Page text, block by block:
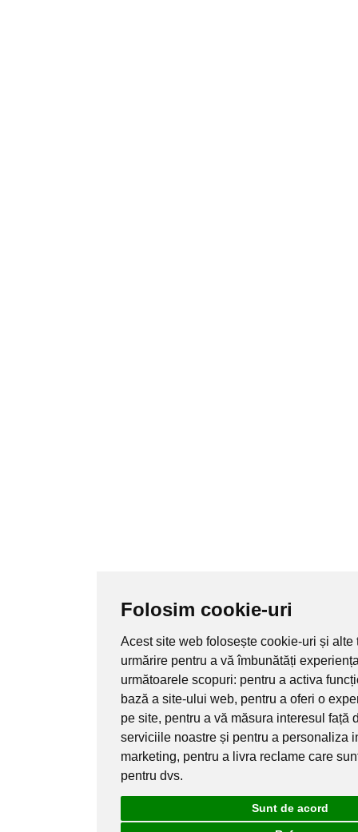
Folosim cookie-uri
Acest site web folosește cookie-uri și alte
urmărire pentru a vă îmbunătăți
următoarele scopuri: pentru a activa
bază a site-ului web, pentru a oferi o
pe site, pentru a vă măsura interesul față
serviciile noastre și pentru a personaliza
marketing, pentru a livra reclame care
pentru dvs.
Sunt de acord